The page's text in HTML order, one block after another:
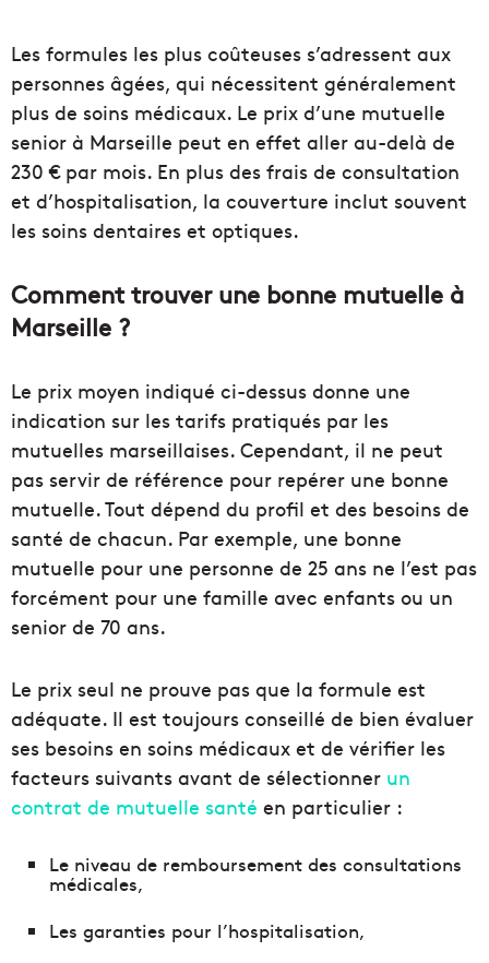
Les formules les plus coûteuses s’adressent aux
personnes âgées, qui nécessitent généralement
plus de soins médicaux. Le prix d’une mutuelle
senior à Marseille peut en effet aller au-delà de
230 € par mois. En plus des frais de consultation
et d’hospitalisation, la couverture inclut souvent
les soins dentaires et optiques.
Comment trouver une bonne mutuelle à
Marseille ?
Le prix moyen indiqué ci-dessus donne une
indication sur les tarifs pratiqués par les
mutuelles marseillaises. Cependant, il ne peut
pas servir de référence pour repérer une bonne
mutuelle. Tout dépend du profil et des besoins de
santé de chacun. Par exemple, une bonne
mutuelle pour une personne de 25 ans ne l’est pas
forcément pour une famille avec enfants ou un
senior de 70 ans.
Le prix seul ne prouve pas que la formule est
adéquate. Il est toujours conseillé de bien évaluer
ses besoins en soins médicaux et de vérifier les
facteurs suivants avant de sélectionner un
contrat de mutuelle santé en particulier :
Le niveau de remboursement des consultations
médicales,
Les garanties pour l’hospitalisation,